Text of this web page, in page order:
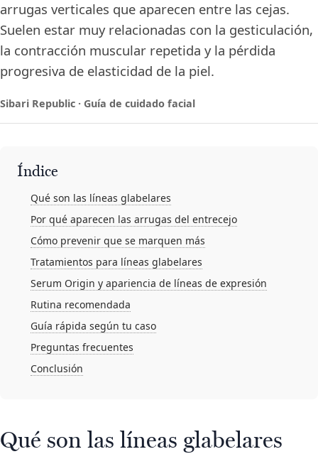
arrugas verticales que aparecen entre las cejas.
Suelen estar muy relacionadas con la gesticulación,
la contracción muscular repetida y la pérdida
progresiva de elasticidad de la piel.
Sibari Republic · Guía de cuidado facial
Índice
Qué son las líneas glabelares
Por qué aparecen las arrugas del entrecejo
Cómo prevenir que se marquen más
Tratamientos para líneas glabelares
Serum Origin y apariencia de líneas de expresión
Rutina recomendada
Guía rápida según tu caso
Preguntas frecuentes
Conclusión
Qué son las líneas glabelares